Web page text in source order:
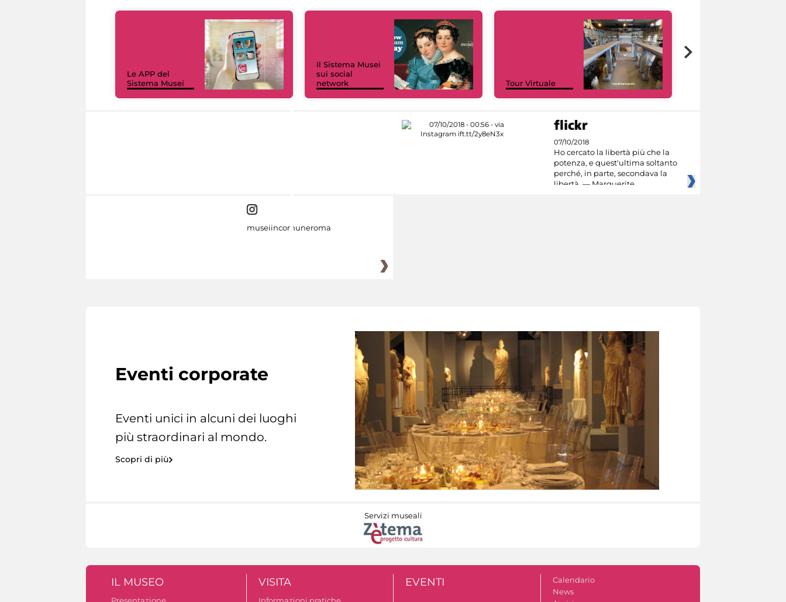
Le APP del
Sistema Musei
Il Sistema Musei
sui social
network
Tour Virtuale
07/10/2018
Ho cercato la libertà più che la
potenza, e quest'ultima soltanto
perché, in parte, secondava la
libertà. — Marguerite
museiincomuneroma
Eventi corporate
Eventi unici in alcuni dei luoghi
più straordinari al mondo.
Scopri di più
Servizi museali
IL MUSEO
Presentazione
VISITA
Informazioni pratiche
EVENTI
Calendario
News